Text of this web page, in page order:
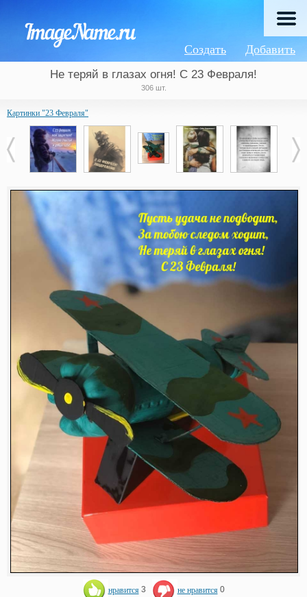
Добавить
Создать
Не теряй в глазах огня! С 23 Февраля!
306 шт.
Картинки "23 Февраля"
нравится 3 не нравится 0